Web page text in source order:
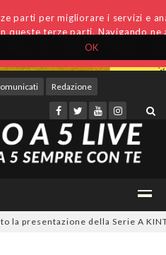
OK
parti per migliorare i servizi e
queste terze parti. Navigando
Redazione
della Serie A KINTO su